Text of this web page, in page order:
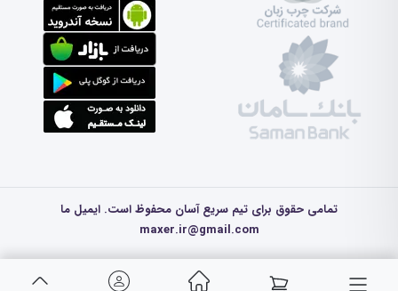
تمامی حقوق برای تیم سریع آسان محفوظ است. ایمیل ما
maxer.ir@gmail.com